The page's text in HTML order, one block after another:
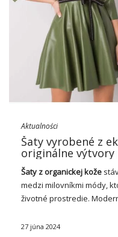
Aktualności
Šaty vyrobené z
originálne
Šaty z organickej kože
medzi milovníkmi módy,
životné prostredie.
zapadajú do tohto trendu.
27 júna 2024